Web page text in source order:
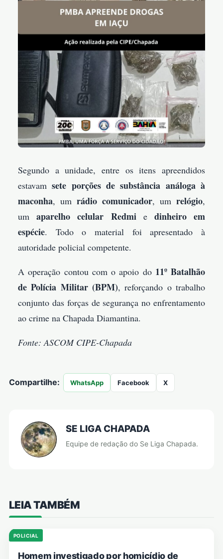
Segundo a unidade, entre os itens apreendidos
estavamsete porções de substância análoga à
maconha, um rádio comunicador, um relógio,
umaparelho celular Redmie dinheiro em
espécie. Todo o material foi apresentado à
autoridade policial competente.
A operação contou com o apoio do 11º Batalhão
de Polícia Militar (BPM), reforçando o trabalho
conjunto das forças de segurança no enfrentamento
ao crime na Chapada Diamantina.
Fonte: ASCOM CIPE-Chapada
Compartilhe: WhatsApp Facebook X
SE LIGA CHAPADA
Equipe de redação do Se Liga Chapada.
LEIA TAMBÉM
POLICIAL
Homem investigado por homicídio de